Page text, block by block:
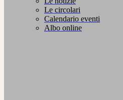
Le circolari
Calendario eventi
Albo online